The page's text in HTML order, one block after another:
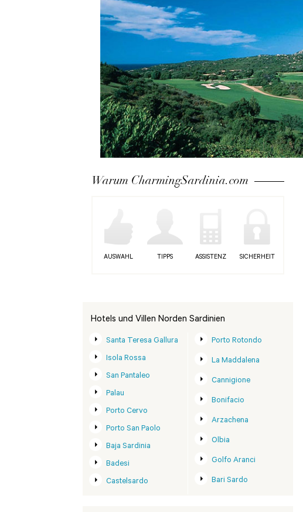
Warum CharmingSardinia.com
AUSWAHL TIPPS ASSISTENZ SICHERHEIT
Hotels und Villen Norden Sardinien
Santa Teresa Gallura
Isola Rossa
San Pantaleo
Palau
Porto Cervo
Porto San Paolo
Baja Sardinia
Badesi
Castelsardo
Porto Rotondo
La Maddalena
Cannigione
Bonifacio
Arzachena
Olbia
Golfo Aranci
Bari Sardo